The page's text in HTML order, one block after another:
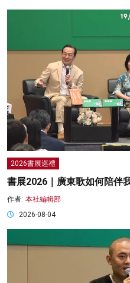
2026書展巡禮
書展2026｜廣東歌如何陪伴
作者: 本社編輯部
2026-08-04